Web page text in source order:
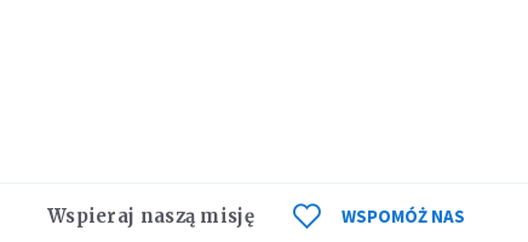
Wspieraj naszą misję WSPOMÓŻ NAS